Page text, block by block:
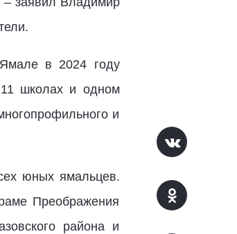
в 2024 году
школах и одном
и
юных ямальцев.
Преображения
района и